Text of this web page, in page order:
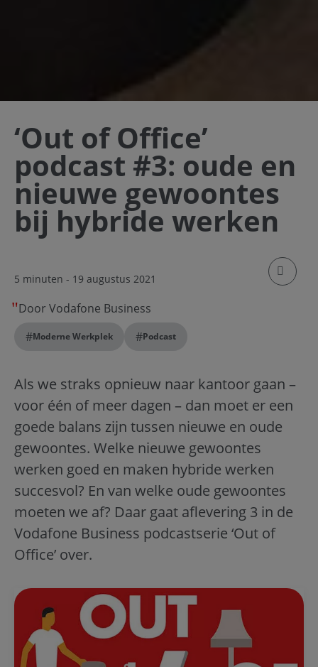
‘Out of Office’
podcast #3: oude en
nieuwe gewoontes
bij hybride werken
5 minuten - 19 augustus 2021
klik om
Door Vodafone Business
#Moderne Werkplek #Podcast
Als we straks opnieuw naar kantoor gaan –
voor één of meer dagen – dan moet er een
goede balans zijn tussen nieuwe en oude
gewoontes. Welke nieuwe gewoontes
werken goed en maken hybride werken
succesvol? En van welke oude gewoontes
moeten we af? Daar gaat aflevering 3 in de
Vodafone Business podcastserie ‘Out of
Office’ over.